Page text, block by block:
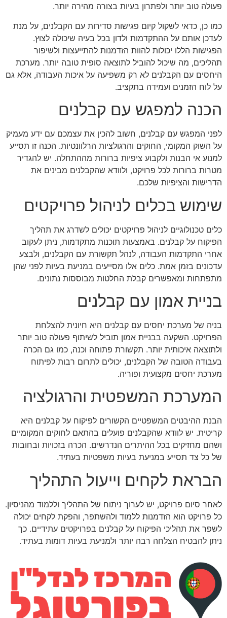
פעולה טוב יותר ולפתרון בעיות בצורה מהירה יותר.
כמו כן, כדאי לשקול קיום פגישות סדירות עם הקבלנים, על מנת
לעדכן אותם על ההתקדמות ולדון בכל בעיה שיכולה לצוץ.
הפגישות הללו יכולות להוות הזדמנות להתייעצות ולשיפור
תהליכים, מה שיכול להוביל לתוצאה סופית טובה יותר. מערכת
היחסים עם הקבלנים לא רק משפיעה על איכות העבודה, אלא גם
על לוח הזמנים ועמידה בתקציב.
הכנה למפגש עם קבלנים
לפני המפגש עם קבלנים, חשוב להכין את עצמכם עם ידע מעמיק
על השוק המקומי, החוקים והרגולציות הרלוונטיות. הכנה זו תסייע
למנוע אי הבנות ולקבוע ציפיות ברורות מההתחלה. יש להגדיר
מטרות ברורות לכל פרויקט, ולוודא שהקבלנים מבינים את
הדרישות והציפיות שלכם.
שימוש בכלים לניהול פרויקטים
כלים טכנולוגיים לניהול פרויקטים יכולים לשדרג את תהליך
הפיקוח על קבלנים. באמצעות תוכנות מתקדמות, ניתן לעקוב
אחרי התקדמות העבודה, לנהל תקשורת עם הקבלנים, ולבצע
עדכונים בזמן אמת. כלים אלו מסייעים במניעת בעיות לפני שהן
מתפתחות ומאפשרים קבלת החלטות מבוססות נתונים.
בניית אמון עם קבלנים
בניה של מערכת יחסים עם קבלנים היא חיונית להצלחת
הפרויקט. השקעה בבניית אמון תוביל לשיתוף פעולה טוב יותר
ולתוצאה איכותית יותר. תקשורת פתוחה וכנה, כמו גם הכרה
בעבודה הטובה של הקבלנים, יכולים לתרום רבות לפיתוח
מערכת יחסים מקצועית ופוריה.
המערכת המשפטית והרגולציה
הבנת ההיבטים המשפטיים הקשורים לפיקוח על קבלנים היא
קריטית. יש לוודא שהקבלנים פועלים בהתאם לחוקים המקומיים
ושהם מחזיקים בכל ההיתרים הנדרשים. הכרה בזכויות ובחובות
של כל צד תסייע במניעת בעיות משפטיות בעתיד.
הבראת לקחים וייעול התהליך
לאחר סיום פרויקט, יש לערוך ניתוח של התהליך וללמוד מהניסיון.
כל פרויקט הוא הזדמנות ללמוד ולהשתפר, והפקת לקחים יכולה
לשפר את תהליכי הפיקוח על קבלנים בפרויקטים עתידיים. כך
ניתן להבטיח הצלחה רבה יותר ולמניעת בעיות דומות בעתיד.